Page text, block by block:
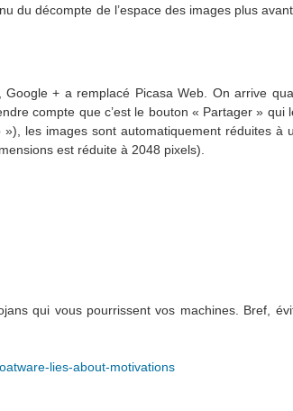
du décompte de l’espace des images plus
+ a remplacé Picasa Web. On arrive
compte que c’est le bouton « Partager » qui
les images sont automatiquement réduites à
est réduite à 2048 pixels).
qui vous pourrissent vos machines. Bref,
lies-about-motivations